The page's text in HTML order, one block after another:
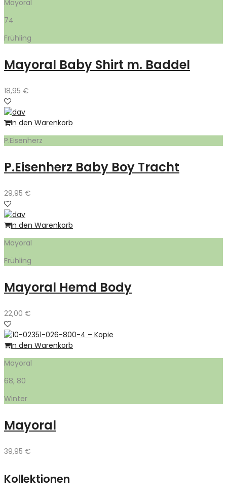
Mayoral
74
Frühling
Mayoral Baby Shirt m. Baddel
18,95 €
In den Warenkorb
P.Eisenherz
P.Eisenherz Baby Boy Tracht
29,95 €
In den Warenkorb
Mayoral
Frühling
Mayoral Hemd Body
22,00 €
In den Warenkorb
Mayoral
68, 80
Winter
Mayoral
39,95 €
Kollektionen